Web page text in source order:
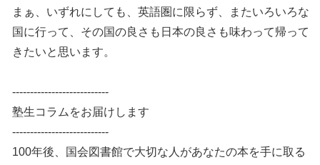
まぁ、いずれにしても、英語圏に限らず、またいろいろな
国に行って、その国の良さも日本の良さも味わって帰って
きたいと思います。
---------------------------
塾生コラムをお届けします
---------------------------
100年後、国会図書館で大切な人があなたの本を手に取る